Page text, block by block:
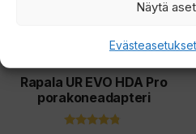
Näytä
Evästeasetukset
Rapala UR EVO HDA Pro
porakoneadapteri